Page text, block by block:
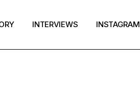
INTERVIEWS INSTAGRAM